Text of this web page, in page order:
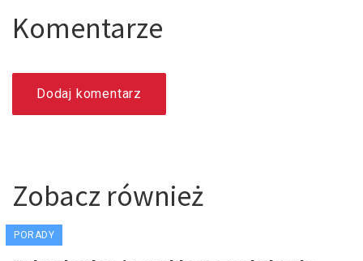
Komentarze
Dodaj komentarz
Zobacz również
PORADY